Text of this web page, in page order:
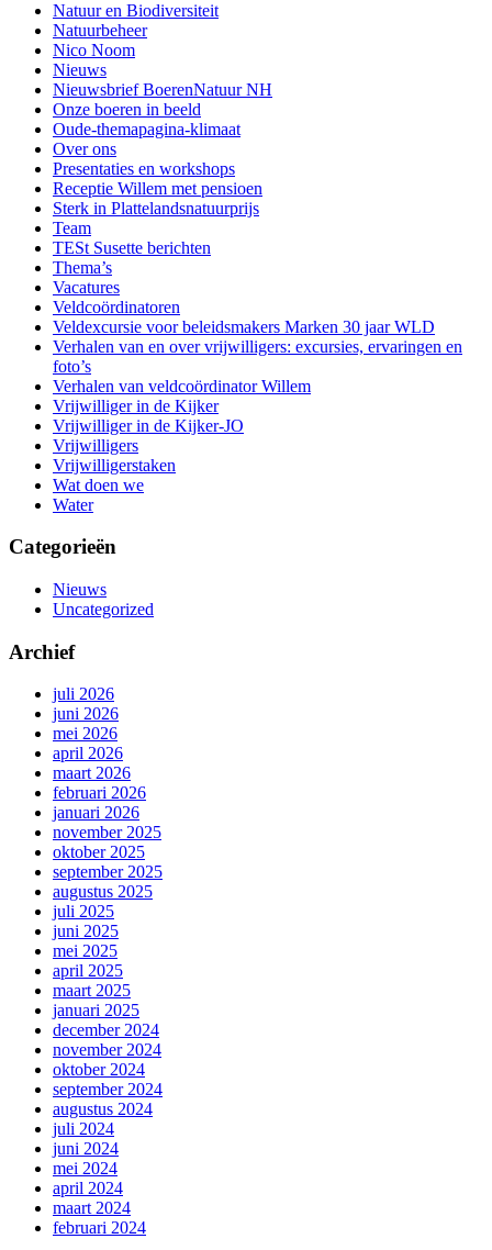
Natuur en Biodiversiteit
Natuurbeheer
Nico Noom
Nieuws
Nieuwsbrief BoerenNatuur NH
Onze boeren in beeld
Oude-themapagina-klimaat
Over ons
Presentaties en workshops
Receptie Willem met pensioen
Sterk in Plattelandsnatuurprijs
Team
TESt Susette berichten
Thema’s
Vacatures
Veldcoördinatoren
Veldexcursie voor beleidsmakers Marken 30 jaar WLD
Verhalen van en over vrijwilligers: excursies, ervaringen en
foto’s
Verhalen van veldcoördinator Willem
Vrijwilliger in de Kijker
Vrijwilliger in de Kijker-JO
Vrijwilligers
Vrijwilligerstaken
Wat doen we
Water
Categorieën
Nieuws
Uncategorized
Archief
juli 2026
juni 2026
mei 2026
april 2026
maart 2026
februari 2026
januari 2026
november 2025
oktober 2025
september 2025
augustus 2025
juli 2025
juni 2025
mei 2025
april 2025
maart 2025
januari 2025
december 2024
november 2024
oktober 2024
september 2024
augustus 2024
juli 2024
juni 2024
mei 2024
april 2024
maart 2024
februari 2024